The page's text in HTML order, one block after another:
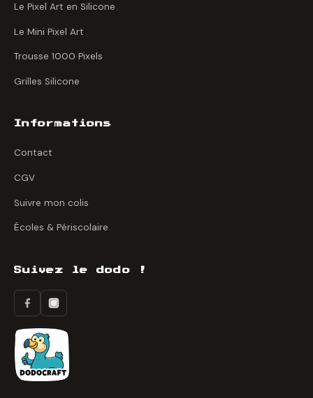
Le Pixel Art en Silicone
Le Mini Pixel Art
Trousse 1000 Pixels
Grilles Silicone
Informations
Contact
CGV
Suivre mon colis
Écoles & Périscolaire
Suivez le dodo !